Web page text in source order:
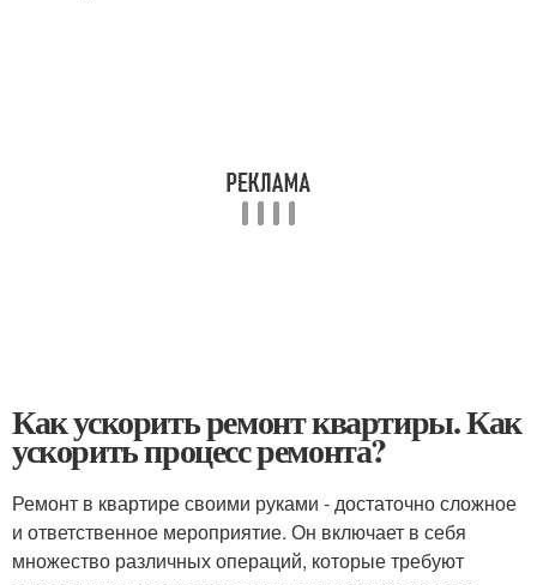
Как ускорить ремонт квартиры. Как
ускорить процесс ремонта?
Ремонт в квартире своими руками - достаточно сложное
и ответственное мероприятие. Он включает в себя
множество различных операций, которые требуют